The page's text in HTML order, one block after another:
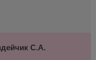
С.А.